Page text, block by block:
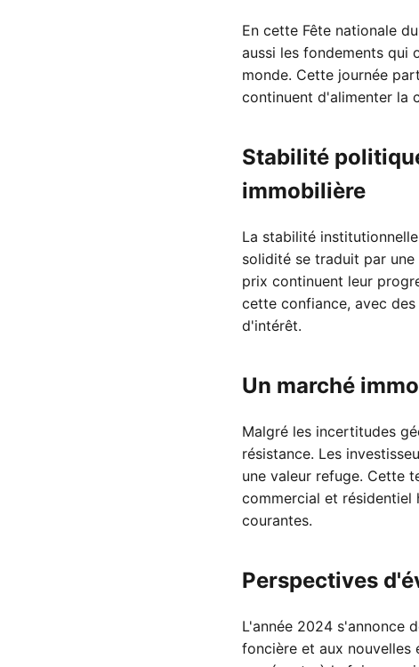
En cette Fête nationale
aussi les fondements qui
monde. Cette journée
continuent d'alimenter la
Stabilité
immobilière
La stabilité
solidité se traduit par
prix continuent leur
cette confiance, avec
d'intérêt.
Un marché
Malgré les incertitudes
résistance. Les
une valeur refuge. Cette
commercial et résidentiel
courantes.
Perspectives
L'année 2024 s'annonce
foncière et aux nouvelles